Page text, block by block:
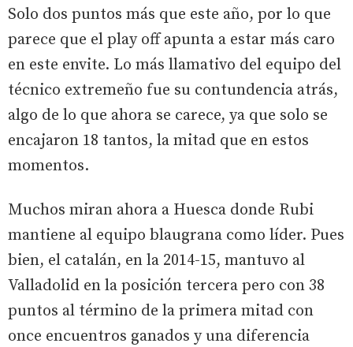
Solo dos puntos más que este año, por lo que
parece que el play off apunta a estar más caro
en este envite. Lo más llamativo del equipo del
técnico extremeño fue su contundencia atrás,
algo de lo que ahora se carece, ya que solo se
encajaron 18 tantos, la mitad que en estos
momentos.
Muchos miran ahora a Huesca donde Rubi
mantiene al equipo blaugrana como líder. Pues
bien, el catalán, en la 2014-15, mantuvo al
Valladolid en la posición tercera pero con 38
puntos al término de la primera mitad con
once encuentros ganados y una diferencia